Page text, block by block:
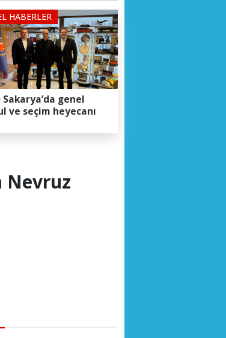
HABERLER
Sakarya’da genel
ve seçim heyecanı
Nevruz